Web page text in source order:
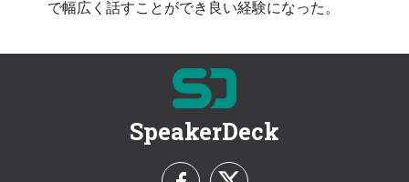
で幅広く話すことができ良い経験になった。
SpeakerDeck